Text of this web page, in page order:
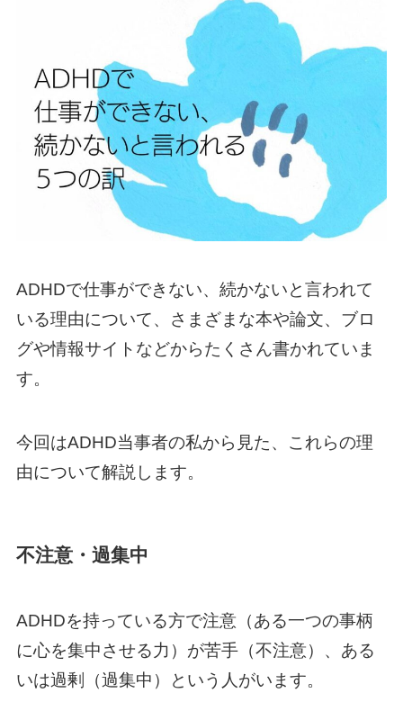
ADHDで仕事ができない、続かないと言われて
いる理由について、さまざまな本や論文、ブロ
グや情報サイトなどからたくさん書かれていま
す。
今回はADHD当事者の私から見た、これらの理
由について解説します。
不注意・過集中
ADHDを持っている方で注意（ある一つの事柄
に心を集中させる力）が苦手（不注意）、ある
いは過剰（過集中）という人がいます。